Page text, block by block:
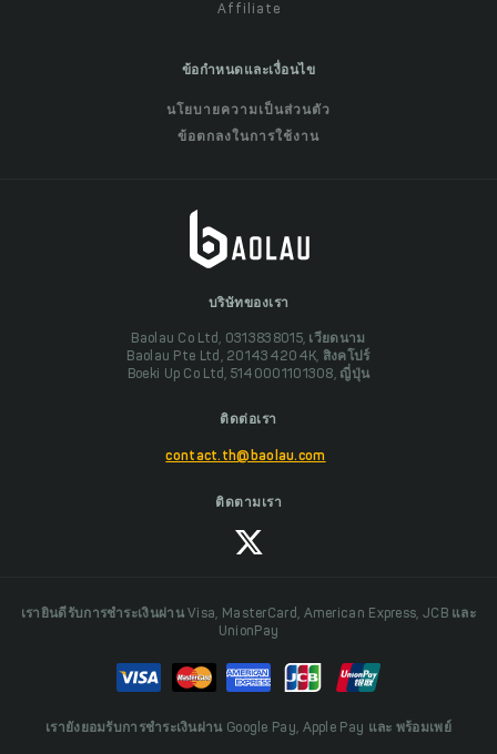
Affiliate
ข้อกำหนดและเงื่อนไข
นโยบายความเป็นส่วนตัว
ข้อตกลงในการใช้งาน
บริษัทของเรา
Baolau Co Ltd, 0313838015, เวียดนาม
Baolau Pte Ltd, 201434204K, สิงคโปร์
Boeki Up Co Ltd, 5140001101308, ญี่ปุ่น
ติดต่อเรา
contact.th@baolau.com
ติดตามเรา
เรายินดีรับการชำระเงินผ่าน Visa, MasterCard, American Express, JCB และ
UnionPay
เรายังยอมรับการชำระเงินผ่าน Google Pay, Apple Pay และ พร้อมเพย์